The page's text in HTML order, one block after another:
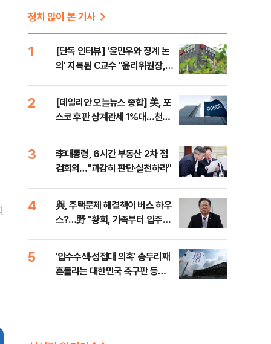
정치 많이 본 기사
1
[단독 인터뷰] '윤민우와 징계 논
의' 지목된 C교수 "윤리위원장,
2
[데일리안 오늘뉴스 종합] 美, 포
스코 후판 상계관세 1%대…천하
'입소'
3
李대통령, 6시간 부동산 2차 점
검회의…"과감히 판단·실천하라"
4
與, 주택문제 해결책이 버스 하우
스?…野 "황희, 가족부터 입주해
5
'압수수색·성접대 의혹' 송두리째
흔들리는 대한민국 축구판 등